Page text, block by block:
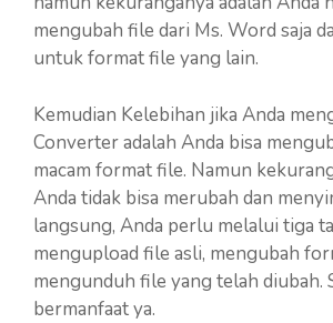
mengubah file dari Ms. Word saja
untuk format file yang lain.
Kemudian Kelebihan jika Anda
Converter adalah Anda bisa
macam format file. Namun
Anda tidak bisa merubah dan
langsung, Anda perlu melalui tiga
mengupload file asli, mengubah
mengunduh file yang telah diubah.
bermanfaat ya.